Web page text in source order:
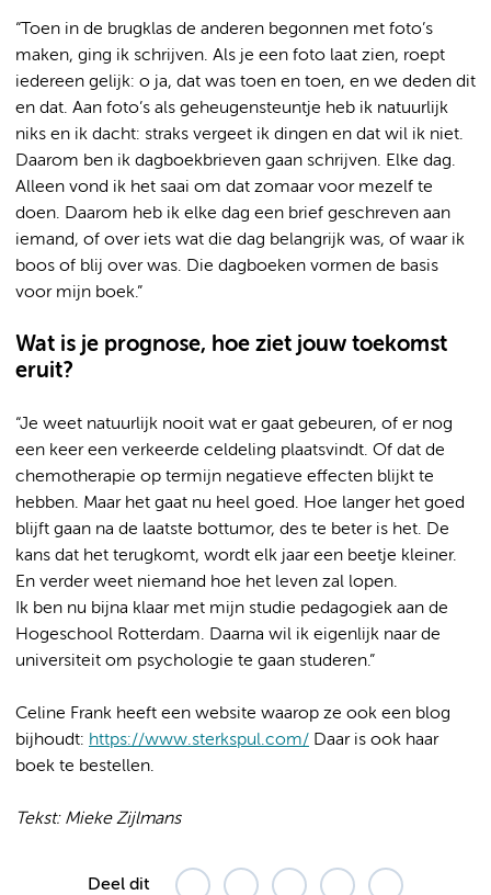
“Toen in de brugklas de anderen begonnen met foto’s
maken, ging ik schrijven. Als je een foto laat zien, roept
iedereen gelijk: o ja, dat was toen en toen, en we deden dit
en dat. Aan foto’s als geheugensteuntje heb ik natuurlijk
niks en ik dacht: straks vergeet ik dingen en dat wil ik niet.
Daarom ben ik dagboekbrieven gaan schrijven. Elke dag.
Alleen vond ik het saai om dat zomaar voor mezelf te
doen. Daarom heb ik elke dag een brief geschreven aan
iemand, of over iets wat die dag belangrijk was, of waar ik
boos of blij over was. Die dagboeken vormen de basis
voor mijn boek.”
Wat is je prognose, hoe ziet jouw toekomst
eruit?
“Je weet natuurlijk nooit wat er gaat gebeuren, of er nog
een keer een verkeerde celdeling plaatsvindt. Of dat de
chemotherapie op termijn negatieve effecten blijkt te
hebben. Maar het gaat nu heel goed. Hoe langer het goed
blijft gaan na de laatste bottumor, des te beter is het. De
kans dat het terugkomt, wordt elk jaar een beetje kleiner.
En verder weet niemand hoe het leven zal lopen.
Ik ben nu bijna klaar met mijn studie pedagogiek aan de
Hogeschool Rotterdam. Daarna wil ik eigenlijk naar de
universiteit om psychologie te gaan studeren.”
Celine Frank heeft een website waarop ze ook een blog
bijhoudt: https://www.sterkspul.com/ Daar is ook haar
boek te bestellen.
Tekst: Mieke Zijlmans
Deel dit